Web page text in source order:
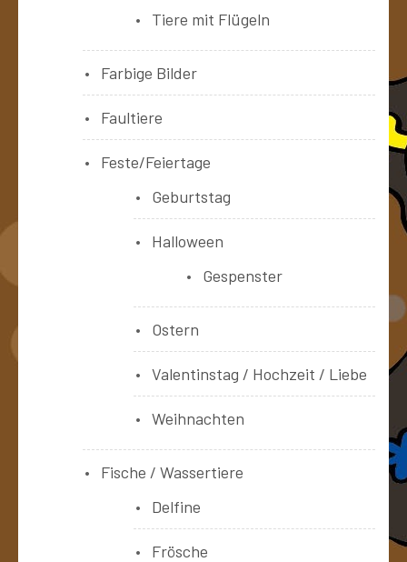
Tiere mit Flügeln
Farbige Bilder
Faultiere
Feste/Feiertage
Geburtstag
Halloween
Gespenster
Ostern
Valentinstag / Hochzeit / Liebe
Weihnachten
Fische / Wassertiere
Delfine
Frösche